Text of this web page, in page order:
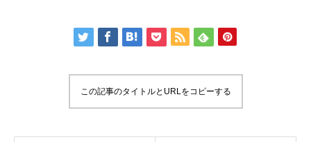
この記事のタイトルとURLをコピーする